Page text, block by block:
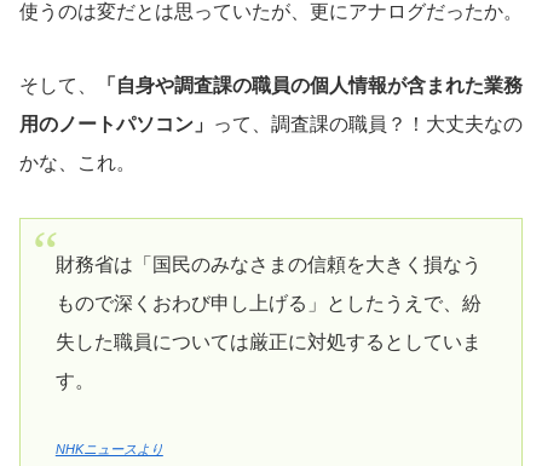
使うのは変だとは思っていたが、更にアナログだったか。
そして、
「自身や調査課の職員の個人情報が含まれた業務
用のノートパソコン」
って、調査課の職員？！大丈夫なの
かな、これ。
財務省は「国民のみなさまの信頼を大きく損なう
もので深くおわび申し上げる」としたうえで、紛
失した職員については厳正に対処するとしていま
す。
NHKニュースより